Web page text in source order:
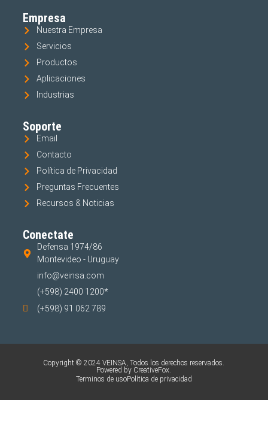
Empresa
Nuestra Empresa
Servicios
Productos
Aplicaciones
Industrias
Soporte
Email
Contacto
Política de Privacidad
Preguntas Frecuentes
Recursos & Noticias
Conectate
Defensa 1974/86
Montevideo - Uruguay
info@veinsa.com
(+598) 2400 1200*
(+598) 91 062 789
Copyright © 2024 VEINSA, Todos los derechos reservados.
Powered by CreativeFox.
Terminos de usoPolítica de privacidad